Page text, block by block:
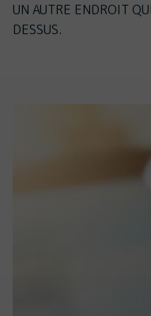
UN AUTRE ENDROIT
DESSUS.